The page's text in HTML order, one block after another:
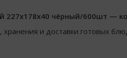
227х178х40 чёрный/600шт —
и доставки готовых